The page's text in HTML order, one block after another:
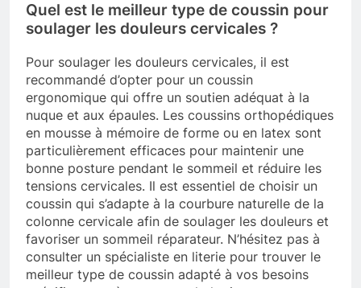
Quel est le meilleur type de coussin pour
soulager les douleurs cervicales ?
Pour soulager les douleurs cervicales, il est
recommandé d’opter pour un coussin
ergonomique qui offre un soutien adéquat à la
nuque et aux épaules. Les coussins orthopédiques
en mousse à mémoire de forme ou en latex sont
particulièrement efficaces pour maintenir une
bonne posture pendant le sommeil et réduire les
tensions cervicales. Il est essentiel de choisir un
coussin qui s’adapte à la courbure naturelle de la
colonne cervicale afin de soulager les douleurs et
favoriser un sommeil réparateur. N’hésitez pas à
consulter un spécialiste en literie pour trouver le
meilleur type de coussin adapté à vos besoins